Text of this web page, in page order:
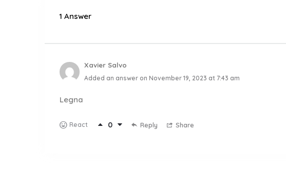
1 Answer
Xavier Salvo
Added an answer on November 19, 2023 at 7:43 am
Legna
React 0 Reply Share